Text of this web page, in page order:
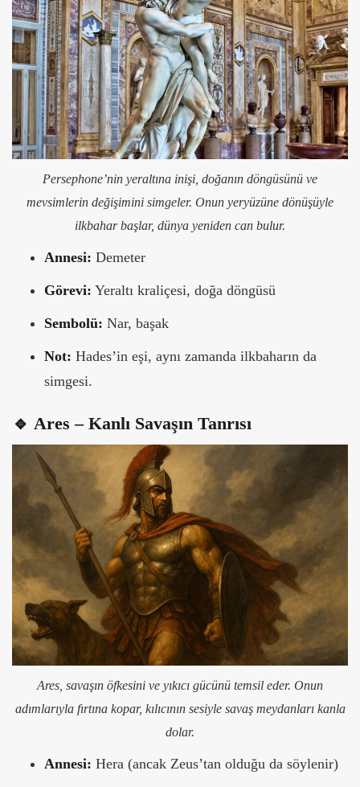
Persephone’nin yeraltına inişi, doğanın döngüsünü ve
mevsimlerin değişimini simgeler. Onun yeryüzüne dönüşüyle
ilkbahar başlar, dünya yeniden can bulur.
Annesi: Demeter
Görevi: Yeraltı kraliçesi, doğa döngüsü
Sembolü: Nar, başak
Not: Hades’in eşi, aynı zamanda ilkbaharın da
simgesi.
🔹 Ares – Kanlı Savaşın Tanrısı
Ares, savaşın öfkesini ve yıkıcı gücünü temsil eder. Onun
adımlarıyla fırtına kopar, kılıcının sesiyle savaş meydanları kanla
dolar.
Annesi: Hera (ancak Zeus’tan olduğu da söylenir)